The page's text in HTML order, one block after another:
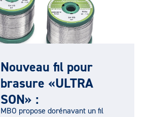
Nouveau fil pour
brasure «ULTRA
SON» :
MBO propose dorénavant un fil